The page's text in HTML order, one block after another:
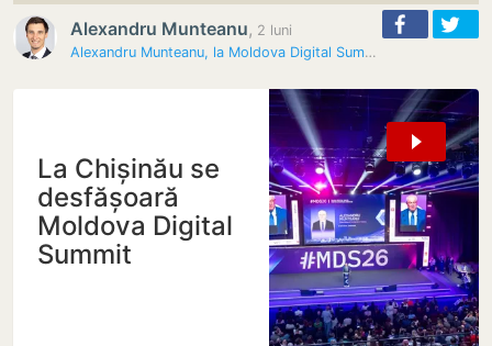
Alexandru Munteanu, 2 luni
Alexandru Munteanu, la Moldova Digital Summit 2026: „Următoarea…
La Chișinău se
desfășoară
Moldova Digital
Summit